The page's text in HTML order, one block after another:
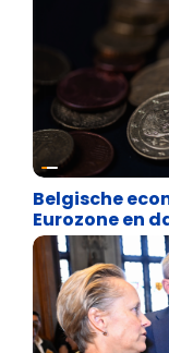
Binnenland
Belgische
Eurozone en